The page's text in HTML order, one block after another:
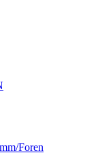
Foren